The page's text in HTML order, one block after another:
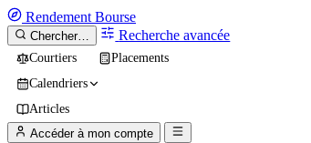
Rendement Bourse
Chercher… Recherche avancée
Courtiers
Placements
Calendriers
Articles
Accéder à mon compte